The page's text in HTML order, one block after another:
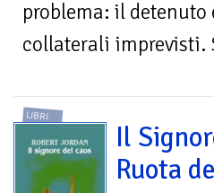
problema: il
collaterali imprevisti.
LIBRI
Il
Ruota